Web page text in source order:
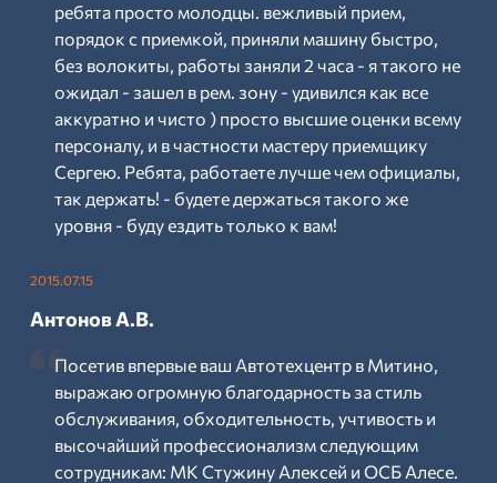
ребята просто молодцы. вежливый прием,
порядок с приемкой, приняли машину быстро,
без волокиты, работы заняли 2 часа - я такого не
ожидал - зашел в рем. зону - удивился как все
аккуратно и чисто ) просто высшие оценки всему
персоналу, и в частности мастеру приемщику
Сергею. Ребята, работаете лучше чем официалы,
так держать! - будете держаться такого же
уровня - буду ездить только к вам!
2015.07.15
Антонов А.В.
Посетив впервые ваш Автотехцентр в Митино,
выражаю огромную благодарность за стиль
обслуживания, обходительность, учтивость и
высочайший профессионализм следующим
сотрудникам: МК Стужину Алексей и ОСБ Алесе.